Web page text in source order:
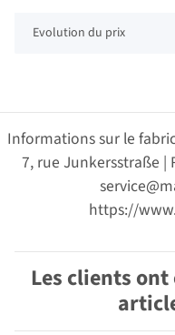
Evolution du prix
Informations sur le
7, rue Junkersstraße |
https://
Les clients